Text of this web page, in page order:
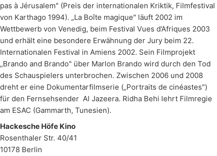
pas à Jérusalem" (Preis der internationalen Kriktik, Filmfestival
von Karthago 1994). „La Boîte magique" läuft 2002 im
Wettbewerb von Venedig, beim Festival Vues d’Afriques 2003
und erhält eine besondere Erwähnung der Jury beim 22.
Internationalen Festival in Amiens 2002. Sein Filmprojekt
„Brando and Brando" über Marlon Brando wird durch den Tod
des Schauspielers unterbrochen. Zwischen 2006 und 2008
dreht er eine Dokumentarfilmserie („Portraits de cinéastes")
für den Fernsehsender Al Jazeera. Ridha Behi lehrt Filmregie
am ESAC (Gammarth, Tunesien).
Hackesche Höfe Kino
Rosenthaler Str. 40/41
10178 Berlin